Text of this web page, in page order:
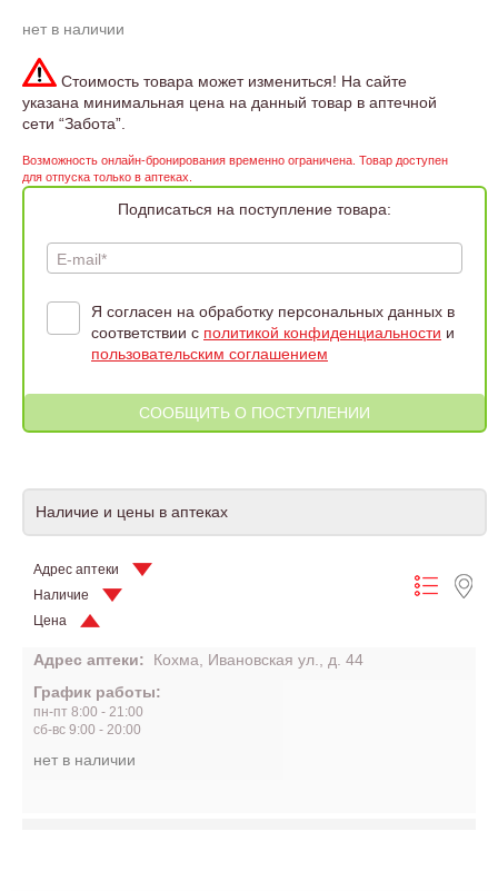
нет в наличии
Стоимость товара может измениться! На сайте
указана минимальная цена на данный товар в аптечной
сети “Забота”.
Возможность онлайн-бронирования временно ограничена. Товар доступен
для отпуска только в аптеках.
Подписаться на поступление товара:
E-mail*
Я согласен на обработку персональных данных в
соответствии с политикой конфиденциальности и
пользовательским соглашением
Наличие и цены в аптеках
Адрес аптеки
Наличие
Цена
Адрес аптеки:
Кохма, Ивановская ул., д. 44
График работы:
пн-пт 8:00 - 21:00
сб-вс 9:00 - 20:00
нет в наличии